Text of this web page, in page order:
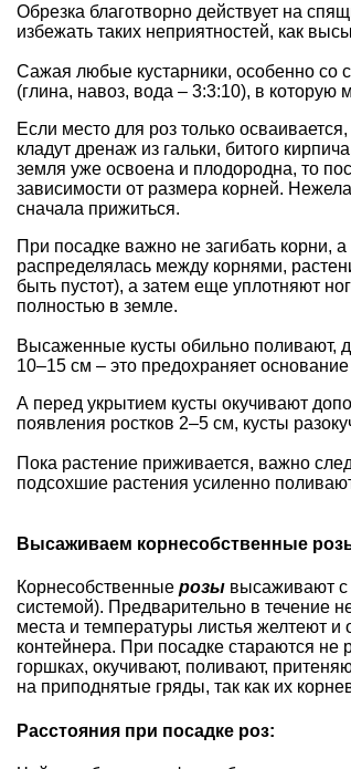
Обрезка благотворно действует на
избежать таких неприятностей, как
Сажая любые кустарники, особенно со
(глина, навоз, вода – 3:3:10), в
Если место для роз только
кладут дренаж из гальки, битого
земля уже освоена и плодородна, то
зависимости от размера корней.
сначала прижиться.
При посадке важно не загибать корни,
распределялась между корнями,
быть пустот), а затем еще уплотняют
полностью в земле.
Высаженные кусты обильно поливают,
10–15 см – это предохраняет
А перед укрытием кусты окучивают
появления ростков 2–5 см, кусты
Пока растение приживается, важно
подсохшие растения усиленно
Высаживаем корнесобственные
Корнесобственные розы высаживают с
системой). Предварительно в течение
места и температуры листья желтеют
контейнера. При посадке стараются
горшках, окучивают, поливают,
на приподнятые гряды, так как их
Расстояния при посадке роз: